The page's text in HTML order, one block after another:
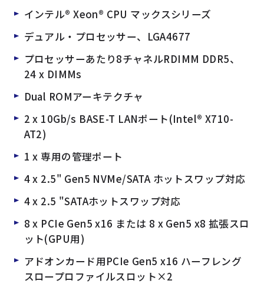
インテル® Xeon® CPU マックスシリーズ
デュアル・プロセッサー、LGA4677
プロセッサーあたり8チャネルRDIMM DDR5、
24 x DIMMs
Dual ROMアーキテクチャ
2 x 10Gb/s BASE-T LANポート(Intel® X710-
AT2)
1 x 専用の管理ポート
4 x 2.5" Gen5 NVMe/SATA ホットスワップ対応
4 x 2.5 "SATAホットスワップ対応
8 x PCIe Gen5 x16 または 8 x Gen5 x8 拡張スロ
ット(GPU用)
アドオンカード用PCIe Gen5 x16 ハーフレング
スロープロファイルスロット×2